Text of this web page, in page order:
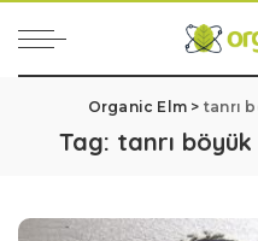
Organic Elm > tanrı
Tag: tanrı